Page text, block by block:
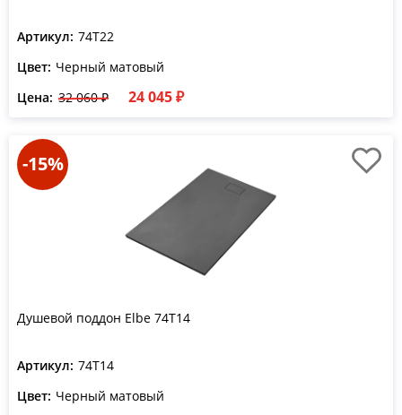
Артикул: 74T22
Цвет: Черный матовый
Цена: 32 060 ₽ 24 045 ₽
-15%
Душевой поддон Elbe 74T14
Артикул: 74T14
Цвет: Черный матовый